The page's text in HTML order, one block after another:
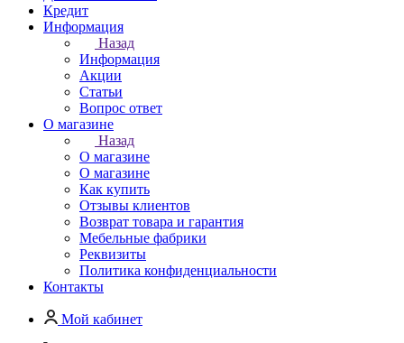
Кредит
Информация
Назад
Информация
Акции
Статьи
Вопрос ответ
О магазине
Назад
О магазине
О магазине
Как купить
Отзывы клиентов
Возврат товара и гарантия
Мебельные фабрики
Реквизиты
Политика конфиденциальности
Контакты
Мой кабинет